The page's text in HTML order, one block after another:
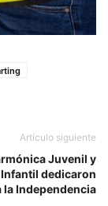
Artículo siguiente
Juvenil y
dedicaron
la Independencia